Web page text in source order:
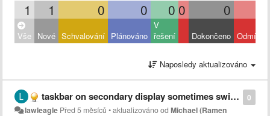
1 1 0 0 0 0 0
Vše Nové Schvalování Plánováno
V
řešení
Dokončeno
Naposledy aktualizováno
0
taskbar on secondary display sometimes switches to primary display
lawleagle Před 5 měsíců•aktualizováno odMichael (Ramen